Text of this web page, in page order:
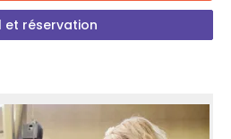
et réservation